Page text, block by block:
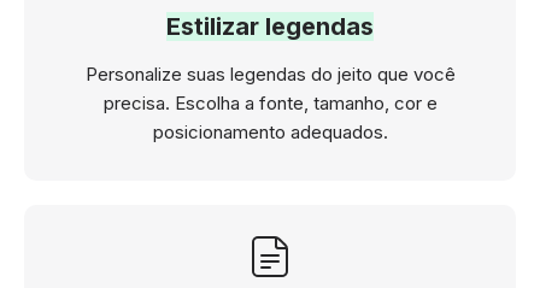
Estilizar legendas
Personalize suas legendas do jeito que você
precisa. Escolha a fonte, tamanho, cor e
posicionamento adequados.